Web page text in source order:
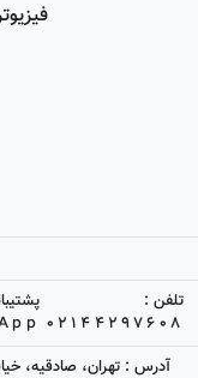
تلفن :
02144297608
آدرس : تهران، صادقیه،